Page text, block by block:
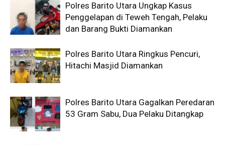
Polres Barito Utara Ungkap Kasus
Penggelapan di Teweh Tengah, Pelaku
dan Barang Bukti Diamankan
Polres Barito Utara Ringkus Pencuri,
Hitachi Masjid Diamankan
Polres Barito Utara Gagalkan Peredaran
53 Gram Sabu, Dua Pelaku Ditangkap